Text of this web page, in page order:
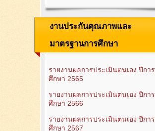
งานประกันคุณภาพและ
มาตรฐานการศึกษา
รายงานผลการประเมินตนเอง ปีการ
ศึกษา 2565
รายงานผลการประเมินตนเอง ปีการ
ศึกษา 2566
รายงานผลการประเมินตนเอง ปีการ
ศึกษา 2567